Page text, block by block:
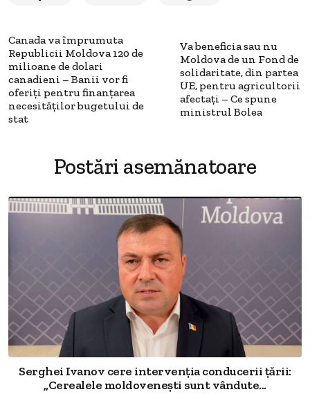
Canada va împrumuta
Republicii Moldova 120 de
milioane de dolari
canadieni – Banii vor fi
oferiți pentru finanțarea
necesităților bugetului de
stat
Va beneficia sau nu
Moldova de un Fond de
solidaritate, din partea
UE, pentru agricultorii
afectați – Ce spune
ministrul Bolea
Postări asemănatoare
Serghei Ivanov cere intervenția conducerii țării:
„Cerealele moldovenești sunt vândute...